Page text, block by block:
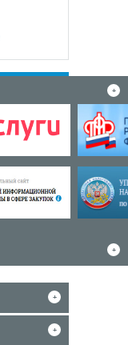
+
+
+
+